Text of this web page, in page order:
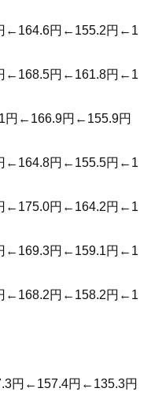
←164.6円←155.2円←1
←168.5円←161.8円←1
円←166.9円←155.9円
←164.8円←155.5円←1
←175.0円←164.2円←1
←169.3円←159.1円←1
←168.2円←158.2円←1
円←157.4円←135.3円